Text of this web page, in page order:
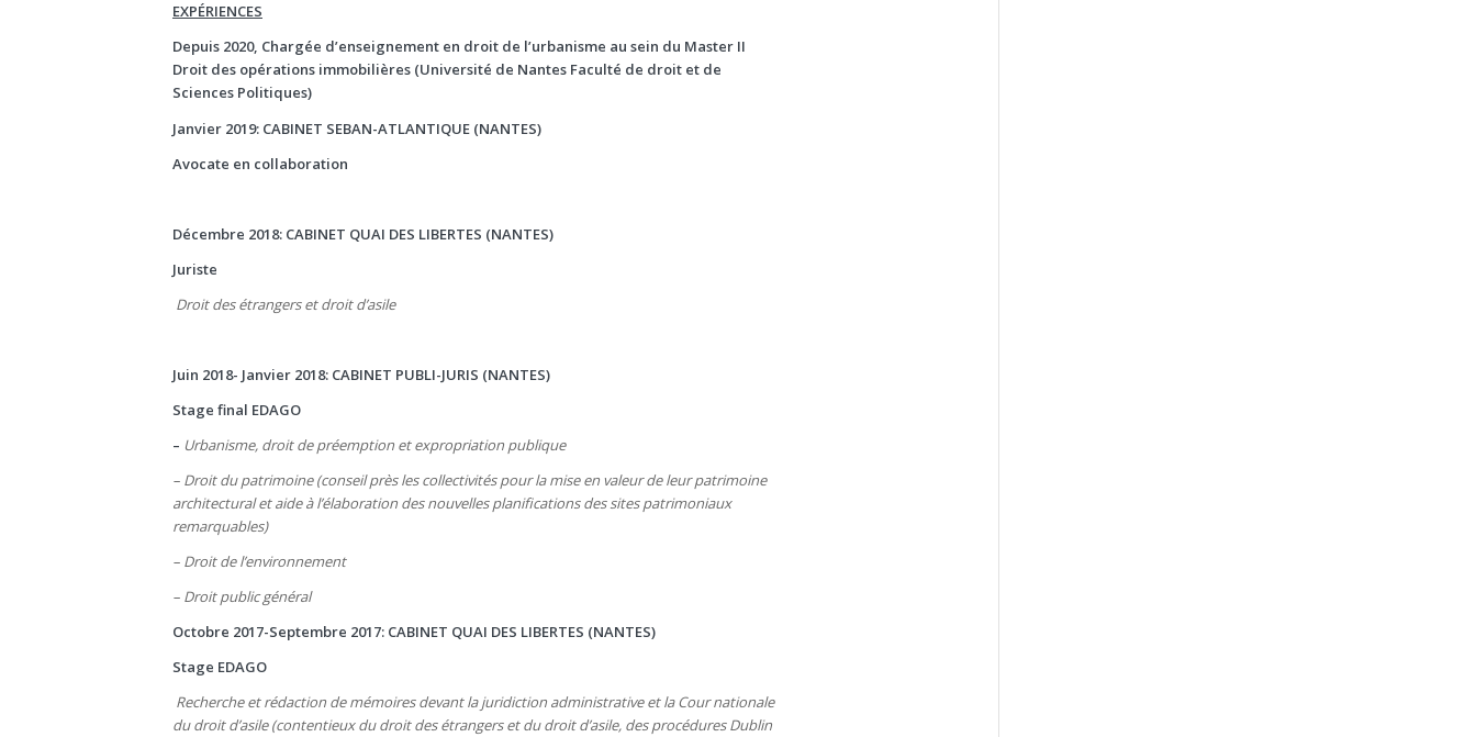
EXPÉRIENCES
Depuis 2020, Chargée d’enseignement en droit de l’urbanisme au sein du Master II
Droit des opérations immobilières (Université de Nantes Faculté de droit et de
Sciences Politiques)
Janvier 2019: CABINET SEBAN-ATLANTIQUE (NANTES)
Avocate en collaboration
Décembre 2018: CABINET QUAI DES LIBERTES (NANTES)
Juriste
Droit des étrangers et droit d’asile
Juin 2018- Janvier 2018: CABINET PUBLI-JURIS (NANTES)
Stage final EDAGO
– Urbanisme, droit de préemption et expropriation publique
– Droit du patrimoine (conseil près les collectivités pour la mise en valeur de leur patrimoine
architectural et aide à l’élaboration des nouvelles planifications des sites patrimoniaux
remarquables)
– Droit de l’environnement
– Droit public général
Octobre 2017-Septembre 2017: CABINET QUAI DES LIBERTES (NANTES)
Stage EDAGO
Recherche et rédaction de mémoires devant la juridiction administrative et la Cour nationale
du droit d’asile (contentieux du droit des étrangers et du droit d’asile, des procédures Dublin